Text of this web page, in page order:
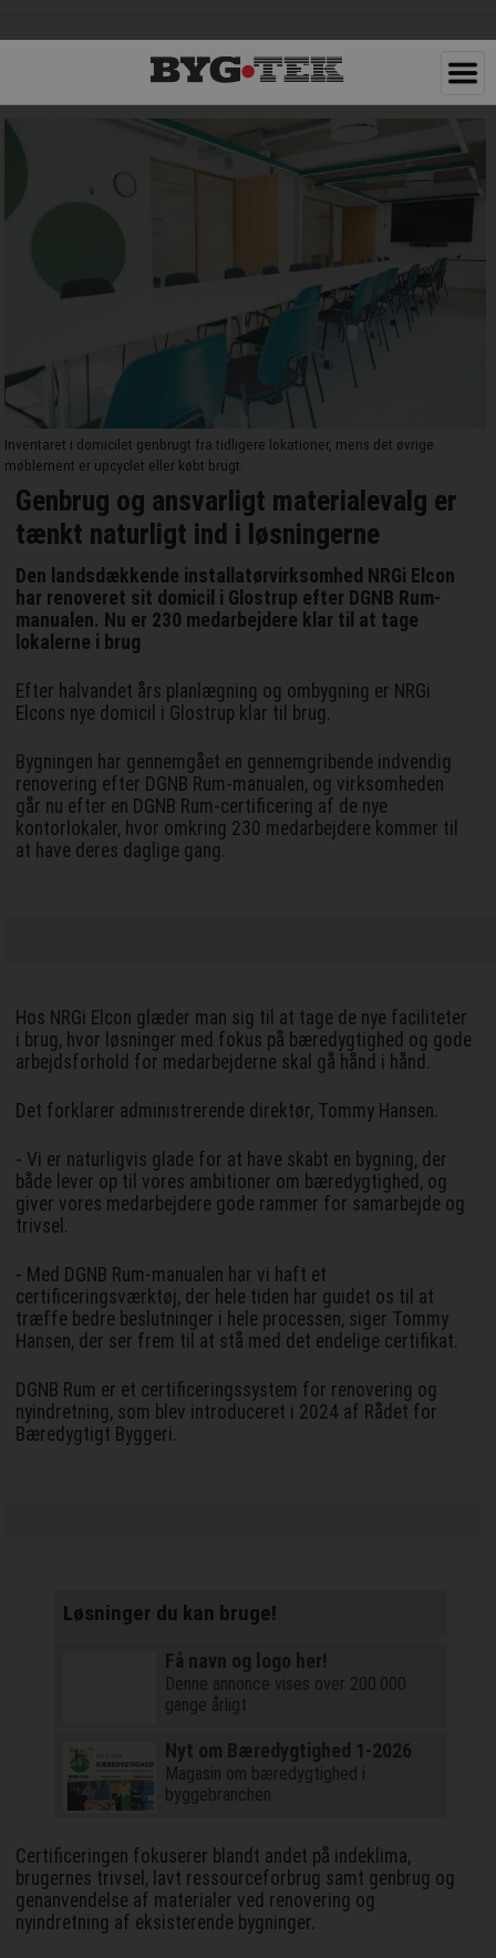
Inventaret i domicilet genbrugt fra tidligere lokationer, mens det øvrige
møblement er upcyclet eller købt brugt.
Genbrug og ansvarligt materialevalg er
tænkt naturligt ind i løsningerne
Den landsdækkende installatørvirksomhed NRGi Elcon
har renoveret sit domicil i Glostrup efter DGNB Rum-
manualen. Nu er 230 medarbejdere klar til at tage
lokalerne i brug
Efter halvandet års planlægning og ombygning er NRGi
Elcons nye domicil i Glostrup klar til brug.
Bygningen har gennemgået en gennemgribende indvendig
renovering efter DGNB Rum-manualen, og virksomheden
går nu efter en DGNB Rum-certificering af de nye
kontorlokaler, hvor omkring 230 medarbejdere kommer til
at have deres daglige gang.
Hos NRGi Elcon glæder man sig til at tage de nye faciliteter
i brug, hvor løsninger med fokus på bæredygtighed og gode
arbejdsforhold for medarbejderne skal gå hånd i hånd.
Det forklarer administrerende direktør, Tommy Hansen.
- Vi er naturligvis glade for at have skabt en bygning, der
både lever op til vores ambitioner om bæredygtighed, og
giver vores medarbejdere gode rammer for samarbejde og
trivsel.
- Med DGNB Rum-manualen har vi haft et
certificeringsværktøj, der hele tiden har guidet os til at
træffe bedre beslutninger i hele processen, siger Tommy
Hansen, der ser frem til at stå med det endelige certifikat.
DGNB Rum er et certificeringssystem for renovering og
nyindretning, som blev introduceret i 2024 af Rådet for
Bæredygtigt Byggeri.
Løsninger du kan bruge!
Få navn og logo her!
Denne annonce vises over 200.000
gange årligt
Nyt om Bæredygtighed 1-2026
Magasin om bæredygtighed i
byggebranchen
Certificeringen fokuserer blandt andet på indeklima,
brugernes trivsel, lavt ressourceforbrug samt genbrug og
genanvendelse af materialer ved renovering og
nyindretning af eksisterende bygninger.